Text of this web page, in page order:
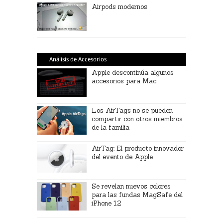
Airpods modernos
Análisis de Accesorios
Apple descontinúa algunos
accesorios para Mac
Los AirTags no se pueden
compartir con otros miembros
de la familia
AirTag: El producto innovador
del evento de Apple
Se revelan nuevos colores
para las fundas MagSafe del
iPhone 12